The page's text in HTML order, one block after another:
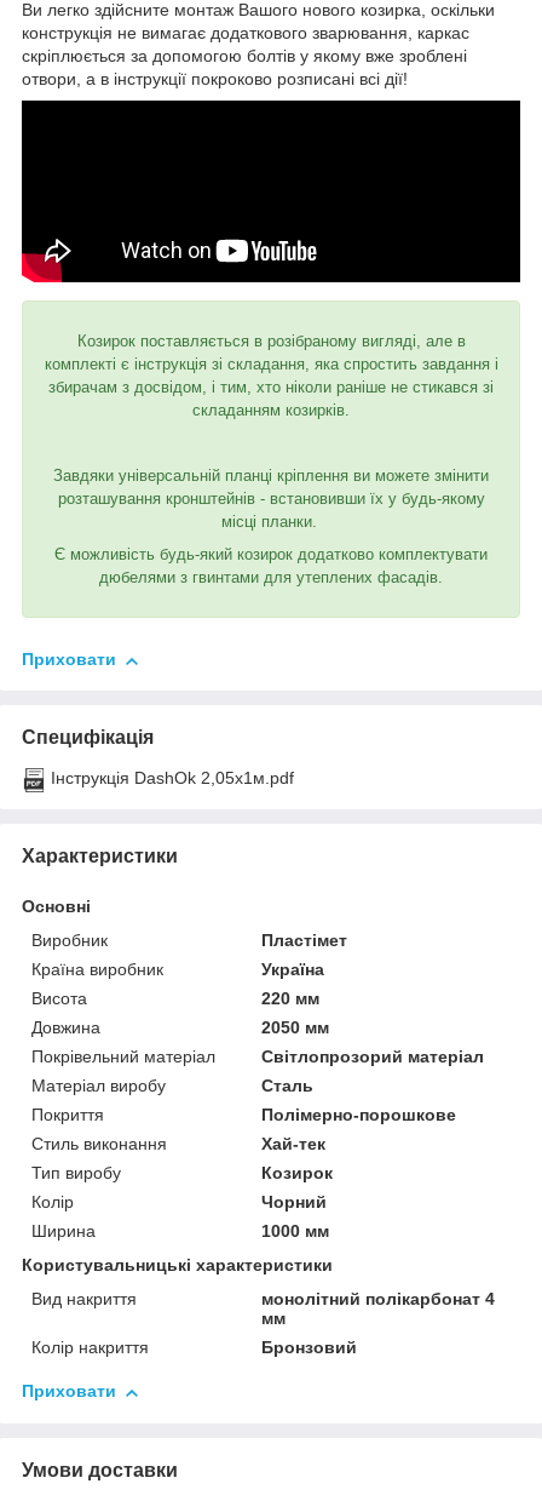
Ви легко здійсните монтаж Вашого нового козирка, оскільки
конструкція не вимагає додаткового зварювання, каркас
скріплюється за допомогою болтів у якому вже зроблені
отвори, а в інструкції покроково розписані всі дії!
Козирок поставляється в розібраному вигляді, але в
комплекті є інструкція зі складання, яка спростить завдання і
збирачам з досвідом, і тим, хто ніколи раніше не стикався зі
складанням козирків.
Завдяки універсальній планці кріплення ви можете змінити
розташування кронштейнів - встановивши їх у будь-якому
місці планки.
Є можливість будь-який козирок додатково комплектувати
дюбелями з гвинтами для утеплених фасадів.
Приховати
Специфікація
Інструкція DashOk 2,05х1м.pdf
Характеристики
Основні
Виробник
Пластімет
Країна виробник
Україна
Висота
220 мм
Довжина
2050 мм
Покрівельний матеріал
Світлопрозорий матеріал
Матеріал виробу
Сталь
Покриття
Полімерно-порошкове
Стиль виконання
Хай-тек
Тип виробу
Козирок
Колір
Чорний
Ширина
1000 мм
Користувальницькі характеристики
Вид накриття
монолітний полікарбонат 4
мм
Колір накриття
Бронзовий
Приховати
Умови доставки